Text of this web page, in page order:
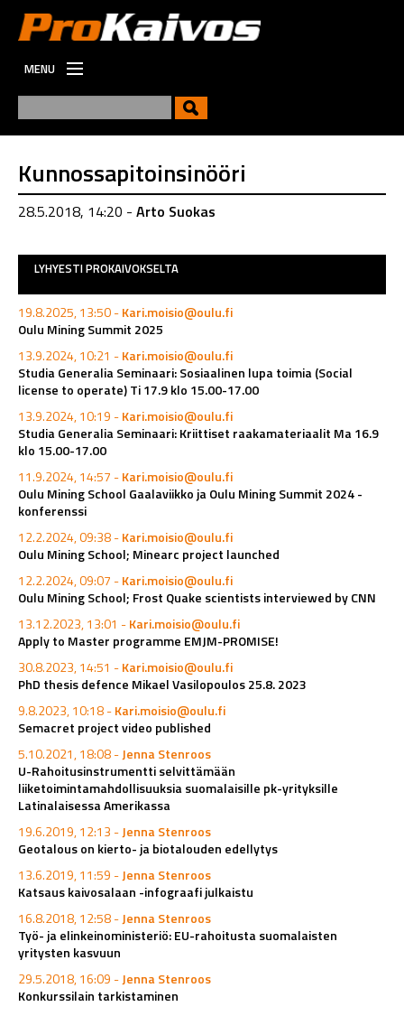
MENU
VIESTINTÄ
TYÖPAIKAT
Kunnossapitoinsinööri
28.5.2018, 14:20 - Arto Suokas
LYHYESTI PROKAIVOKSELTA
19.8.2025, 13:50 -Kari.moisio@oulu.fi
Oulu Mining Summit 2025
13.9.2024, 10:21 -Kari.moisio@oulu.fi
Studia Generalia Seminaari: Sosiaalinen lupa toimia (Social
license to operate) Ti 17.9 klo 15.00-17.00
13.9.2024, 10:19 -Kari.moisio@oulu.fi
Studia Generalia Seminaari: Kriittiset raakamateriaalit Ma 16.9
klo 15.00-17.00
11.9.2024, 14:57 -Kari.moisio@oulu.fi
Oulu Mining School Gaalaviikko ja Oulu Mining Summit 2024 -
konferenssi
12.2.2024, 09:38 -Kari.moisio@oulu.fi
Oulu Mining School; Minearc project launched
12.2.2024, 09:07 -Kari.moisio@oulu.fi
Oulu Mining School; Frost Quake scientists interviewed by CNN
13.12.2023, 13:01 -Kari.moisio@oulu.fi
Apply to Master programme EMJM-PROMISE!
30.8.2023, 14:51 -Kari.moisio@oulu.fi
PhD thesis defence Mikael Vasilopoulos 25.8. 2023
9.8.2023, 10:18 -Kari.moisio@oulu.fi
Semacret project video published
5.10.2021, 18:08 -Jenna Stenroos
U-Rahoitusinstrumentti selvittämään
liiketoimintamahdollisuuksia suomalaisille pk-yrityksille
Latinalaisessa Amerikassa
19.6.2019, 12:13 -Jenna Stenroos
Geotalous on kierto- ja biotalouden edellytys
13.6.2019, 11:59 -Jenna Stenroos
Katsaus kaivosalaan -infograafi julkaistu
16.8.2018, 12:58 -Jenna Stenroos
Työ- ja elinkeinoministeriö: EU-rahoitusta suomalaisten
yritysten kasvuun
29.5.2018, 16:09 -Jenna Stenroos
Konkurssilain tarkistaminen